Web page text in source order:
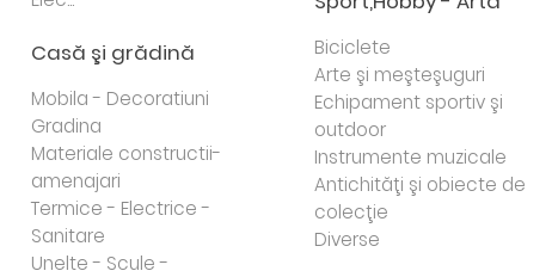
Casă şi grădină
Mobila - Decoratiuni
Gradina
Materiale constructii-
amenajari
Termice - Electrice -
Sanitare
Unelte - Scule -
Biciclete
Arte şi meşteşuguri
Echipament sportiv şi
outdoor
Instrumente muzicale
Antichităţi şi obiecte de
colecţie
Diverse